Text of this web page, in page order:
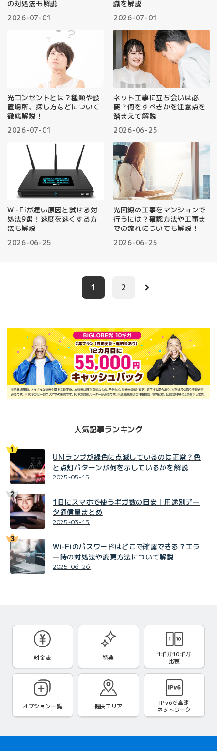
の対処法も解説
2026-07-01
識を解説
2026-07-01
光コンセントとは？種類や設
置場所、探し方などについて
徹底解説！
2026-07-01
ネット工事に立ち会いは必
要？何をすべきかを注意点を
踏まえて解説
2026-06-25
Wi-Fiが遅い原因と試せる対
処法9選！速度を速くする方
法も解説
2026-06-25
光回線の工事をマンションで
行うには？確認方法や工事ま
での流れについても解説！
2026-06-25
1 2
人気記事ランキング
UNIランプが緑色に点滅しているのは正常？色
と点灯パターンが何を示しているかを解説
2025-05-15
1日にスマホで使うギガ数の目安｜用途別デー
タ通信量まとめ
2025-03-13
Wi-Fiのパスワードはどこで確認できる？エラ
ー時の対処法や変更方法について解説
2025-06-26
料金表 特典
1ギガ10ギガ
比較
オプション一覧 提供エリア IPv6で高速
ネットワーク